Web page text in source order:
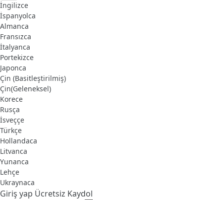
İngilizce
İspanyolca
Almanca
Fransızca
İtalyanca
Portekizce
Japonca
Çin (Basitleştirilmiş)
Çin(Geleneksel)
Korece
Rusça
İsveççe
Türkçe
Hollandaca
Litvanca
Yunanca
Lehçe
Ukraynaca
Giriş yap Ücretsiz Kaydol